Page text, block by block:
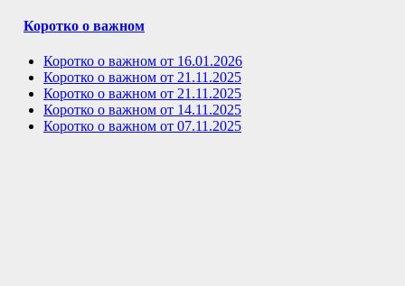
Коротко о важном
Коротко о важном от 16.01.2026
Коротко о важном от 21.11.2025
Коротко о важном от 21.11.2025
Коротко о важном от 14.11.2025
Коротко о важном от 07.11.2025